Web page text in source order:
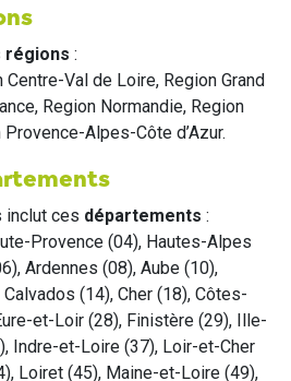
régions :
Centre-Val de Loire, Region Grand
Region Normandie, Region
Alpes-Côte d’Azur.
inclut ces départements :
Provence (04), Hautes-Alpes
Ardennes (08), Aube (10),
(14), Cher (18), Côtes-
et-Loir (28), Finistère (29), Ille-
Indre-et-Loire (37), Loir-et-Cher
Loiret (45), Maine-et-Loire (49),